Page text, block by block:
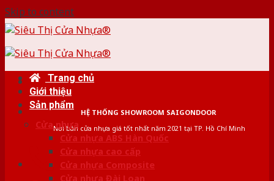
Skip to content
HỆ THỐNG SHOWROOM SAIGONDOOR
Nơi bán cửa nhựa giá tốt nhất năm 2021 tại TP. Hồ Chí Minh
Trang chủ
Giới thiệu
Sản phẩm
Cửa nhựa
Cửa nhựa ABS Hàn Quốc
Cửa nhựa cao cấp
Cửa nhựa Composite
Cửa nhựa Đài Loan